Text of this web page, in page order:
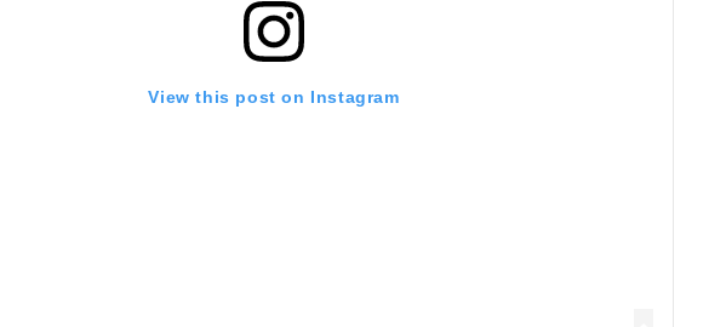
View this post on Instagram